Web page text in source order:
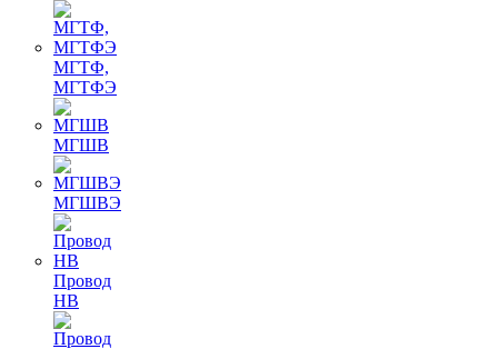
МГТФ,
МГТФЭ
МГШВ
МГШВЭ
Провод
НВ